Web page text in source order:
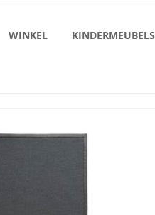
WINKEL KINDERMEUBELS